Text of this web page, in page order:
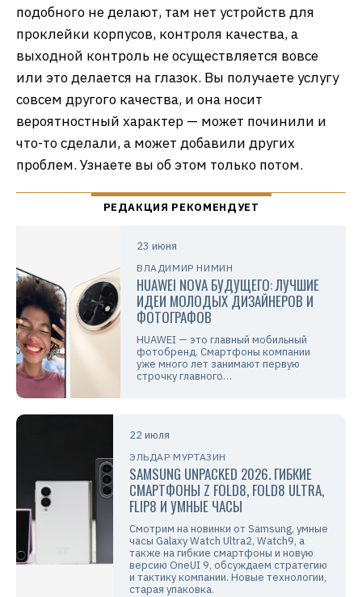
подобного не делают, там нет устройств для
проклейки корпусов, контроля качества, а
выходной контроль не осуществляется вовсе
или это делается на глазок. Вы получаете услугу
совсем другого качества, и она носит
вероятностный характер — может починили и
что-то сделали, а может добавили других
проблем. Узнаете вы об этом только потом.
23 июня
ВЛАДИМИР НИМИН
HUAWEI NOVA БУДУЩЕГО: ЛУЧШИЕ
ИДЕИ МОЛОДЫХ ДИЗАЙНЕРОВ И
ФОТОГРАФОВ
HUAWEI — это главный мобильный
фотобренд. Смартфоны компании
уже много лет занимают первую
строчку главного…
22 июля
ЭЛЬДАР МУРТАЗИН
SAMSUNG UNPACKED 2026. ГИБКИЕ
СМАРТФОНЫ Z FOLD8, FOLD8 ULTRA,
FLIP8 И УМНЫЕ ЧАСЫ
Смотрим на новинки от Samsung, умные
часы Galaxy Watch Ultra2, Watch9, а
также на гибкие смартфоны и новую
версию OneUI 9, обсуждаем стратегию
и тактику компании. Новые технологии,
старая упаковка.